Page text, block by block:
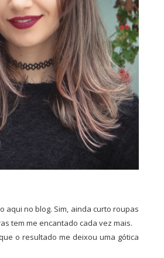
aqui no blog. Sim, ainda curto roupas
tem me encantado cada vez mais.
o resultado me deixou uma gótica